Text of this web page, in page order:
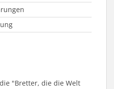
"Bretter, die die Welt